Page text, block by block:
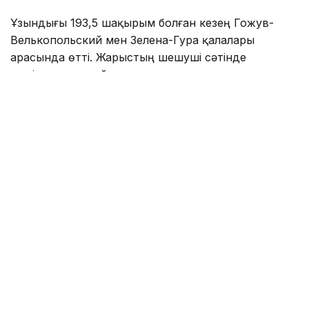
Ұзындығы 193,5 шақырым болған кезең Гожув-
Велькопольский мен Зелена-Гура қалалары
арасында өтті. Жарыстың шешуші сәтінде
жеңімпаз жаппай спринт арқылы анықталды.